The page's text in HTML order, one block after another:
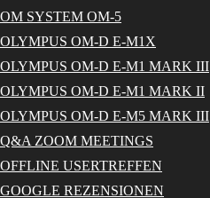
OM SYSTEM OM-5
OLYMPUS OM-D E-M1X
OLYMPUS OM-D E-M1 MARK III
OLYMPUS OM-D E-M1 MARK II
OLYMPUS OM-D E-M5 MARK III
Q&A ZOOM MEETINGS
OFFLINE USERTREFFEN
GOOGLE REZENSIONEN